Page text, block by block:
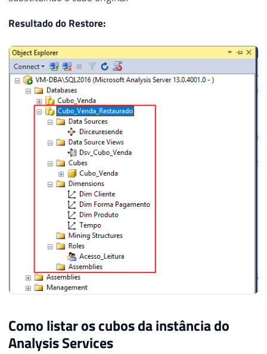
Resultado do Restore:
Como listar os cubos da instância do
Analysis Services